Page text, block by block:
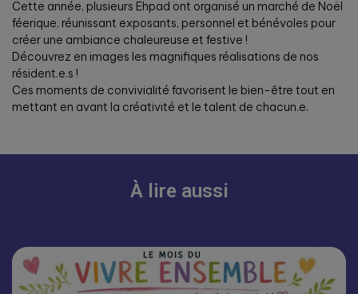
Cette année, plusieurs Ehpad ont organisé un marché de Noël
féerique, réunissant exposants, personnel et bénévoles pour
créer une ambiance chaleureuse et festive !
Découvrez en images les magnifiques réalisations de nos
résident.e.s !
Ces moments de convivialité favorisent le bien-être tout en
mettant en avant la créativité et le talent de chacun.e.
À lire aussi